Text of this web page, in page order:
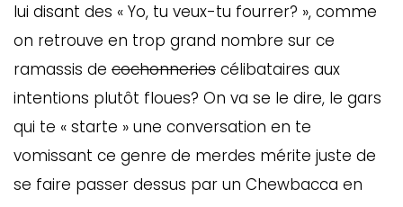
lui disant des « Yo, tu veux-tu fourrer? », comme
on retrouve en trop grand nombre sur ce
ramassis de cochonneries célibataires aux
intentions plutôt floues? On va se le dire, le gars
qui te « starte » une conversation en te
vomissant ce genre de merdes mérite juste de
se faire passer dessus par un Chewbacca en